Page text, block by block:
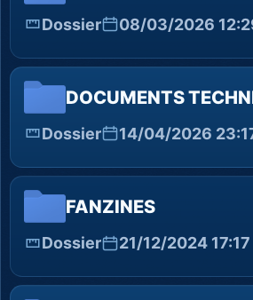
Dossier 08/03/2026
DOCUMENTS
Dossier 14/04/2026
FANZINES
Dossier 21/12/2024 17:17